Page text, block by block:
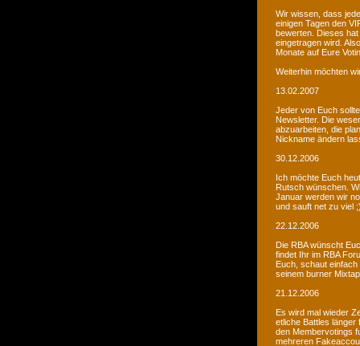
Wir wissen, dass
einigen Tagen den
bewerten. Dieses
eingetragen wird.
Monate auf Eure
Weiterhin möchten
13.02.2007
Jeder von Euch
Newsletter. Die
abzuarbeiten, die
Nickname ändern
30.12.2006
Ich möchte Euch
Rutsch wünschen.
Januar werden wir
und sauft net zu viel
22.12.2006
Die RBA wünscht
findet Ihr im RBA
Euch, schaut einfach
seinem burner
21.12.2006
Es wird mal wieder
etliche Battles länger
den Membervotings
mehreren